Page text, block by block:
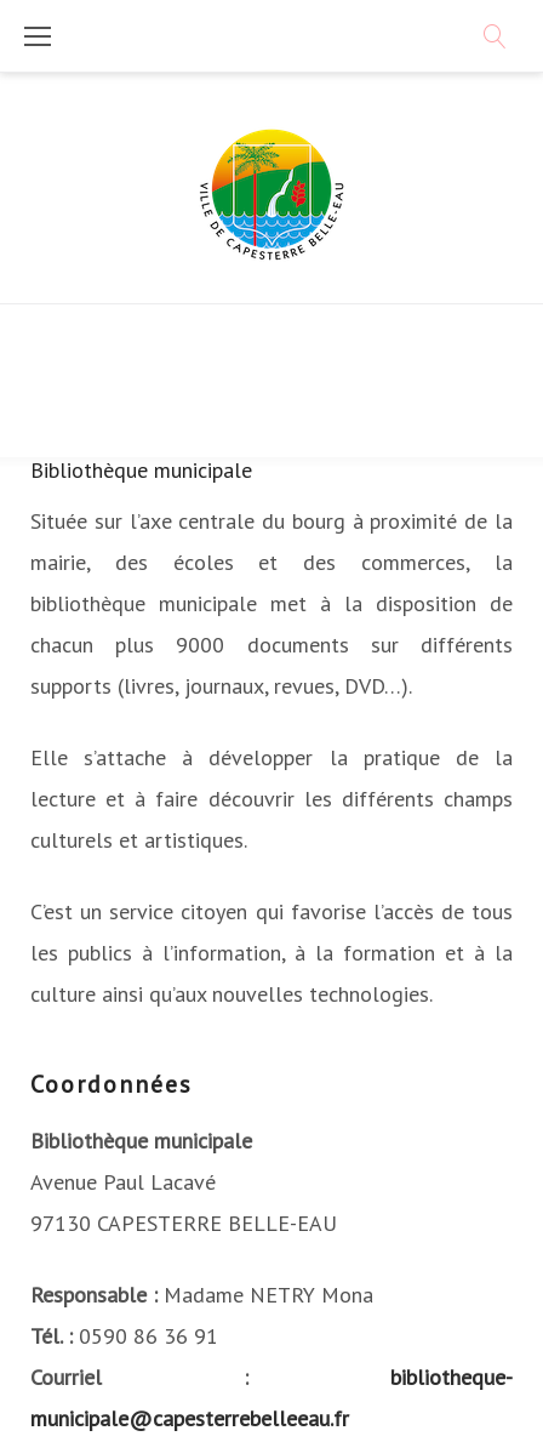
Bibliothèque
municipale
Bibliothèque municipale
Située sur l’axe centrale du bourg à proximité de la
mairie, des écoles et des commerces, la
bibliothèque municipale met à la disposition de
chacun plus 9000 documents sur différents
supports (livres, journaux, revues, DVD…).
Elle s’attache à développer la pratique de la
lecture et à faire découvrir les différents champs
culturels et artistiques.
C’est un service citoyen qui favorise l’accès de tous
les publics à l’information, à la formation et à la
culture ainsi qu’aux nouvelles technologies.
Coordonnées
Bibliothèque municipale
Avenue Paul Lacavé
97130 CAPESTERRE BELLE-EAU
Responsable : Madame NETRY Mona
Tél. : 0590 86 36 91
Courriel : bibliotheque-
municipale@capesterrebelleeau.fr